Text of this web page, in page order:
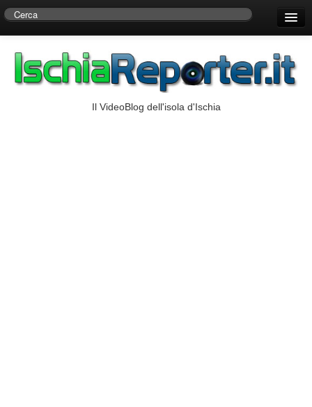
Centro di Ricerche Storiche D’Ambra
Il VideoBlog dell'isola d'Ischia